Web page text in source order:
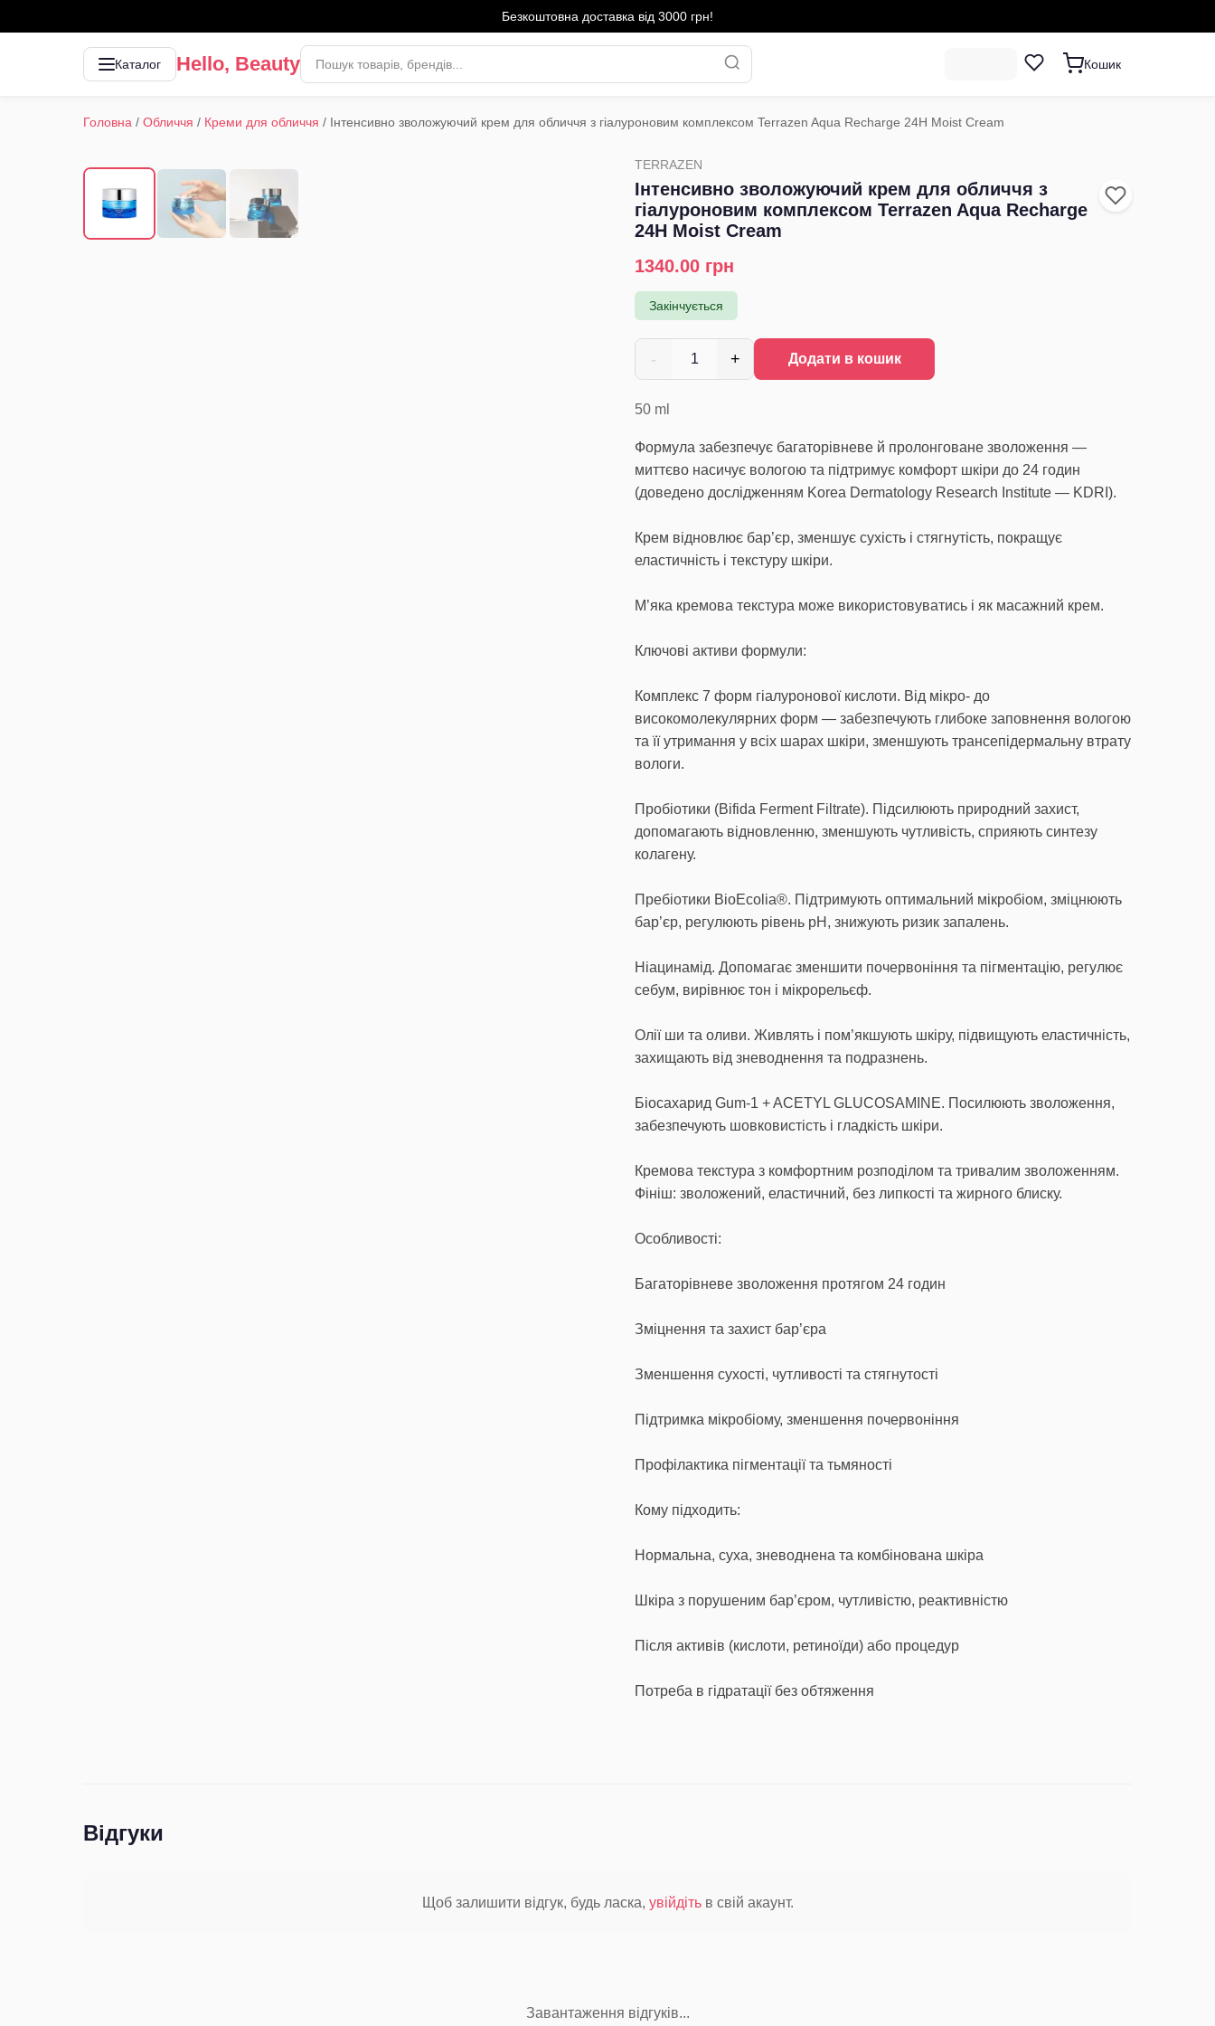
Безкоштовна доставка від 3000 грн!
Каталог Hello, Beauty Кошик
Головна / Обличчя / Креми для обличчя / Інтенсивно зволожуючий крем для обличчя з гіалуроновим комплексом Terrazen Aqua Recharge 24H Moist Cream
TERRAZEN
Інтенсивно зволожуючий крем для обличчя з
гіалуроновим комплексом Terrazen Aqua Recharge
24H Moist Cream
1340.00 грн
Закінчується
- 1 + Додати в кошик
50 ml
Формула забезпечує багаторівневе й пролонговане зволоження —
миттєво насичує вологою та підтримує комфорт шкіри до 24 годин
(доведено дослідженням Korea Dermatology Research Institute — KDRI).
Крем відновлює бар’єр, зменшує сухість і стягнутість, покращує
еластичність і текстуру шкіри.
М’яка кремова текстура може використовуватись і як масажний крем.
Ключові активи формули:
Комплекс 7 форм гіалуронової кислоти. Від мікро- до
високомолекулярних форм — забезпечують глибоке заповнення вологою
та її утримання у всіх шарах шкіри, зменшують трансепідермальну втрату
вологи.
Пробіотики (Bifida Ferment Filtrate). Підсилюють природний захист,
допомагають відновленню, зменшують чутливість, сприяють синтезу
колагену.
Пребіотики BioEcolia®. Підтримують оптимальний мікробіом, зміцнюють
бар’єр, регулюють рівень pH, знижують ризик запалень.
Ніацинамід. Допомагає зменшити почервоніння та пігментацію, регулює
себум, вирівнює тон і мікрорельєф.
Олії ши та оливи. Живлять і пом’якшують шкіру, підвищують еластичність,
захищають від зневоднення та подразнень.
Біосахарид Gum-1 + ACETYL GLUCOSAMINE. Посилюють зволоження,
забезпечують шовковистість і гладкість шкіри.
Кремова текстура з комфортним розподілом та тривалим зволоженням.
Фініш: зволожений, еластичний, без липкості та жирного блиску.
Особливості:
Багаторівневе зволоження протягом 24 годин
Зміцнення та захист бар’єра
Зменшення сухості, чутливості та стягнутості
Підтримка мікробіому, зменшення почервоніння
Профілактика пігментації та тьмяності
Кому підходить:
Нормальна, суха, зневоднена та комбінована шкіра
Шкіра з порушеним бар’єром, чутливістю, реактивністю
Після активів (кислоти, ретиноїди) або процедур
Потреба в гідратації без обтяження
Відгуки
Щоб залишити відгук, будь ласка, увійдітьв свій акаунт.
Завантаження відгуків...